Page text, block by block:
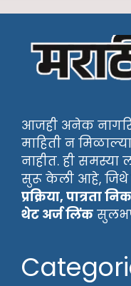
आजही अनेक
माहिती न
नाहीत. ही समस्या
सुरू केली आहे, जिथे
प्रक्रिया, पात्रता
थेट अर्ज लिंक